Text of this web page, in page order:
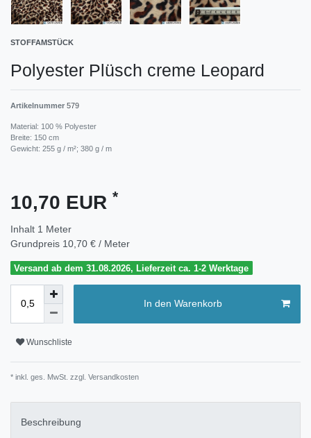
STOFFAMSTÜCK
Polyester Plüsch creme Leopard
Artikelnummer 579
Material: 100 % Polyester
Breite: 150 cm
Gewicht: 255 g / m²; 380 g / m
10,70 EUR *
Inhalt 1 Meter
Grundpreis 10,70 € / Meter
Versand ab dem 31.08.2026, Lieferzeit ca. 1-2 Werktage
In den Warenkorb
Wunschliste
* inkl. ges. MwSt. zzgl. Versandkosten
Beschreibung